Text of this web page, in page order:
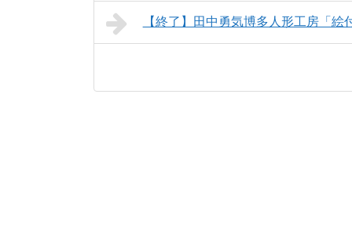
【終了】田中勇気博多人形工房「